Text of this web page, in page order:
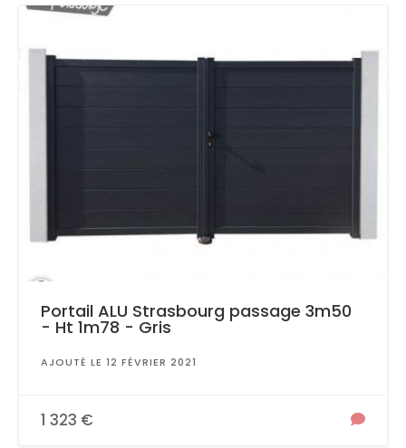
Portail ALU Strasbourg passage 3m50
- Ht 1m78 - Gris
AJOUTÉ LE 12 FÉVRIER 2021
1 323 €